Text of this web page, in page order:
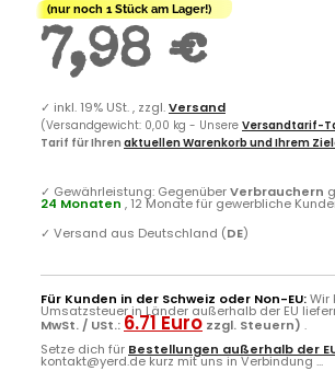
(nur noch 1 Stück am Lager!)
7,98 €
✓ inkl. 19% USt. , zzgl.Versand
(Versandgewicht: 0,00 kg - Unsere Versandtarif-
Tarif für Ihren aktuellen Warenkorb und Ihrem
✓ Gewährleistung: GegenüberVerbrauchern
24 Monaten , 12 Monate für gewerbliche
✓ Versand aus Deutschland (DE)
Für Kunden in der Schweiz oder Non-EU:Wir
Umsatzsteuer in Länder außerhalb der EU
MwSt. / USt.: 6.71 Euro zzgl. Steuern) .
Setze dich für Bestellungen außerhalb der
kontakt@yerd.de kurz mit uns in Verbindung ...